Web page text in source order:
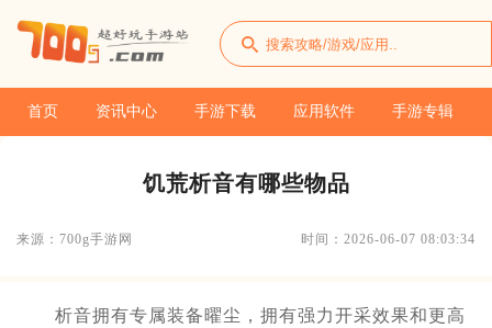
首页 资讯中心 手游下载 应用软件 手游专辑
饥荒析音有哪些物品
来源：700g手游网 时间：2026-06-07 08:03:34
析音拥有专属装备曜尘，拥有强力开采效果和更高